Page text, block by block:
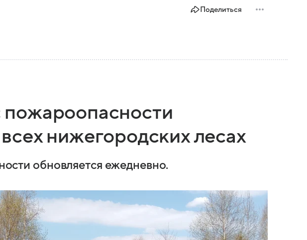
Поделиться
пожароопасности
нижегородских лесах
обновляется ежедневно.